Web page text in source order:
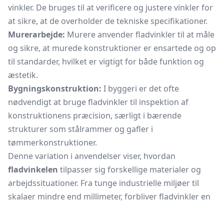
vinkler. De bruges til at verificere og justere vinkler for
at sikre, at de overholder de tekniske specifikationer.
Murerarbejde: Murere anvender fladvinkler til at måle
og sikre, at murede konstruktioner er ensartede og op
til standarder, hvilket er vigtigt for både funktion og
æstetik.
Bygningskonstruktion: I byggeri er det ofte
nødvendigt at bruge fladvinkler til inspektion af
konstruktionens præcision, særligt i bærende
strukturer som stålrammer og gafler i
tømmerkonstruktioner.
Denne variation i anvendelser viser, hvordan
fladvinkelen tilpasser sig forskellige materialer og
arbejdssituationer. Fra tunge industrielle miljøer til
skalaer mindre end millimeter, forbliver fladvinkler en